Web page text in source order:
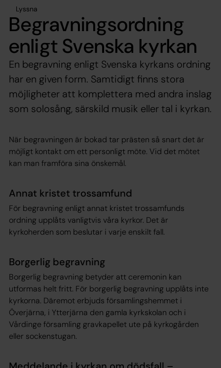
Lyssna
Begravningsordning
enligt Svenska kyrkan
En begravning enligt Svenska kyrkans ordning
har en given form. Samtidigt finns stora
möjligheter att komplettera med andra inslag
som solosång, särskild musik eller tal i kyrkan.
När begravningen är bokad tar prästen så snart det är
möjligt kontakt om ett personligt möte. Vid det mötet
kan man framföra sina önskemål.
Annat kristet trossamfund
För begravning enligt annat kristet trossamfunds
ordning upplåts vanligtvis våra kyrkor. Det är
kyrkoherden som beslutar i varje enskilt fall.
Borgerlig begravning
Borgerlig begravning betyder att ceremonin kan
utformas helt fritt. För borgerlig begravning upplåts inte
kyrkorna. Däremot erbjuds församlingshemmet i
Överjärna, i Ytterjärna den gamla kyrkskolan och i
Vårdinge församling gravkapellet ute på kyrkogården
eller sockenstugan.